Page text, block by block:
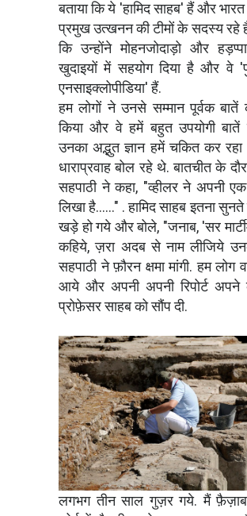
बताया कि ये 'हामिद साहब' हैं और
प्रमुख उत्खनन की टीमों के सदस्य रहे
कि उन्होंने मोहनजोदाड़ो और
खुदाइयों में सहयोग दिया है और वे
एनसाइक्लोपीडिया' हैं.
हम लोगों ने उनसे सम्मान पूर्वक
किया और वे हमें बहुत उपयोगी बातें
उनका अद्भुत ज्ञान हमें चकित कर
धाराप्रवाह बोल रहे थे. बातचीत के
सहपाठी ने कहा, "व्हीलर ने अपनी
लिखा है......" . हामिद साहब इतना
खड़े हो गये और बोले, "जनाब, 'सर
कहिये, ज़रा अदब से नाम लीजिये
सहपाठी ने फ़ौरन क्षमा मांगी. हम लोग
आये और अपनी अपनी रिपोर्ट
प्रोफ़ेसर साहब को सौंप दी.
लगभग तीन साल गुज़र गये. मैं